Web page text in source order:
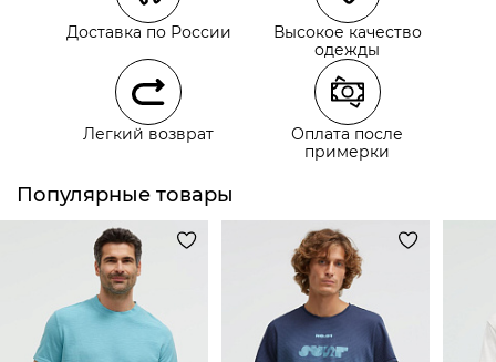
Самовывоз из пункта выдачи СДЭК
Самовывоз из наших магазинов
Курьерская доставка СДЭК
Самовывоз из пункта выдачи СДЭК
Доставка по России
Высокое качество
одежды
Легкий возврат
Оплата после
примерки
Популярные товары